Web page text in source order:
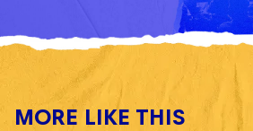
MORE LIKE THIS